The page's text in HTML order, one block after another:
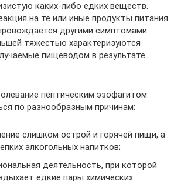
каких-либо едких веществ.
на те или иные продукты питания
другими симптомами
тяжестью характеризуются
пищеводом в результате
пептическим эзофагитом
по разнообразным причинам:
слишком острой и горячей пищи, а
алкогольных напитков;
деятельность, при которой
едкие пары химических